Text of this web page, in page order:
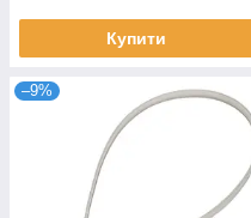
Купити
–9%